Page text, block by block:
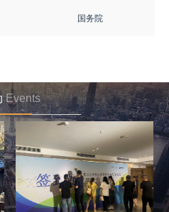
国务院
Events